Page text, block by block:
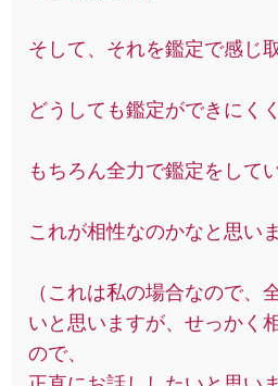
そして、それを鑑定で感じ
どうしても鑑定ができにく
もちろん全力で鑑定をして
これが相性なのかなと思いま
（これは私の場合なので、
いと思いますが、せっかく
ので、